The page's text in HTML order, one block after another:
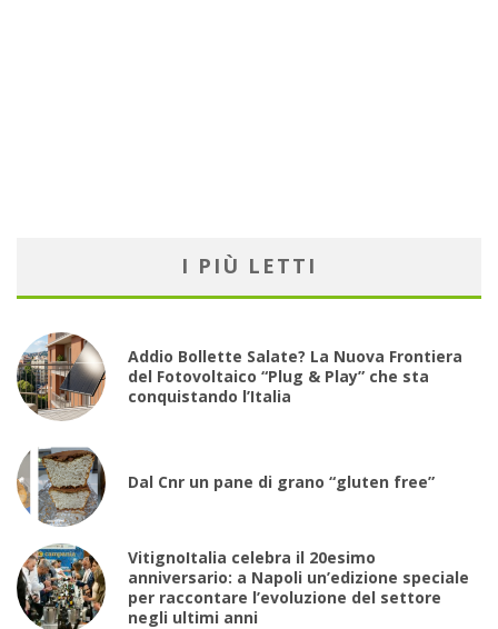
I PIÙ LETTI
Addio Bollette Salate? La Nuova Frontiera
del Fotovoltaico “Plug & Play” che sta
conquistando l’Italia
Dal Cnr un pane di grano “gluten free”
VitignoItalia celebra il 20esimo
anniversario: a Napoli un’edizione speciale
per raccontare l’evoluzione del settore
negli ultimi anni